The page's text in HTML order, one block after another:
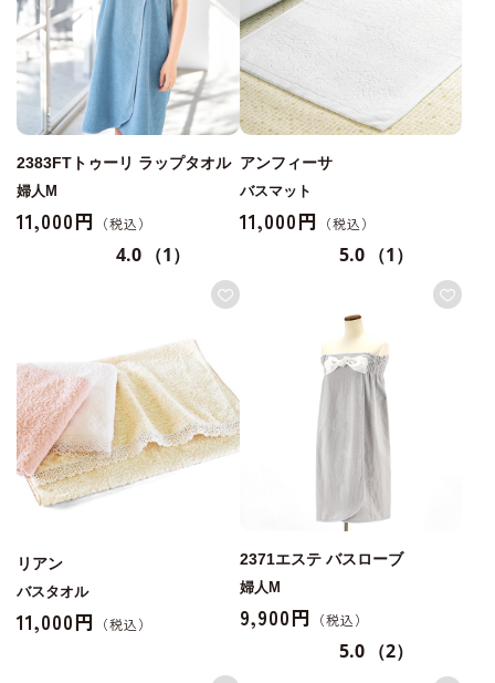
2383FTトゥーリ ラップタオル
婦人M
11,000円
4.0 （1）
アンフィーサ
バスマット
11,000円
5.0 （1）
リアン
バスタオル
11,000円
2371エステ バスローブ
婦人M
9,900円
5.0 （2）